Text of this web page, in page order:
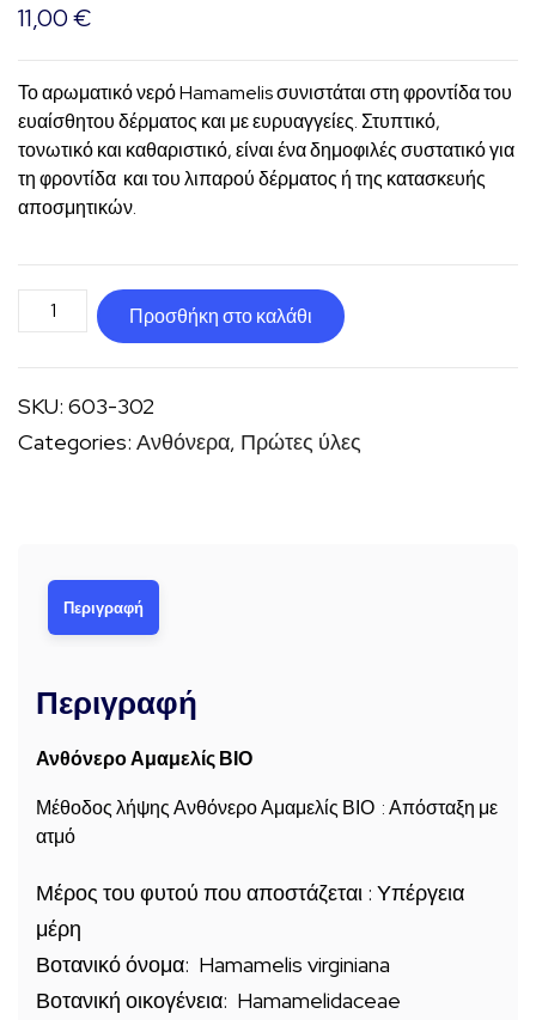
11,00€
Το αρωματικό νερό Hamamelis συνιστάται στη φροντίδα του
ευαίσθητου δέρματος και με ευρυαγγείες. Στυπτικό,
τονωτικό και καθαριστικό, είναι ένα δημοφιλές συστατικό για
τη φροντίδα και του λιπαρού δέρματος ή της κατασκευής
αποσμητικών.
Ανθόνερο
Αμαμελίς
ΒΙΟ
ποσότητα
Προσθήκη στο καλάθι
SKU: 603-302
Categories: Ανθόνερα, Πρώτες ύλες
Περιγραφή
Περιγραφή
Ανθόνερο Αμαμελίς ΒΙΟ
Μέθοδος λήψης Ανθόνερο Αμαμελίς ΒΙΟ : Απόσταξη με
ατμό
Μέρος του φυτού που αποστάζεται : Υπέργεια
μέρη
Βοτανικό όνομα: Hamamelis virginiana
Βοτανική οικογένεια: Hamamelidaceae